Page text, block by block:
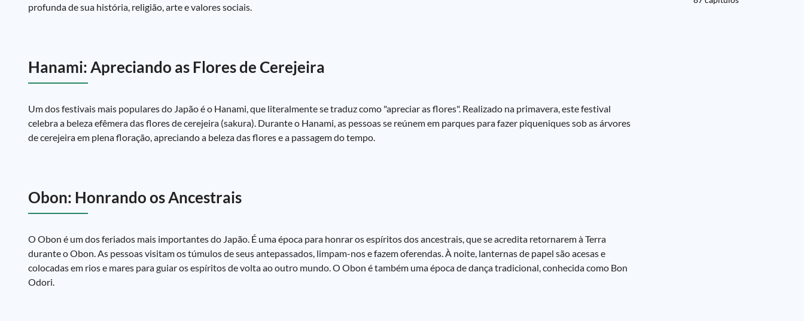
profunda de sua história, religião, arte e valores sociais.
Hanami: Apreciando as Flores de Cerejeira
Um dos festivais mais populares do Japão é o Hanami, que literalmente se traduz como "apreciar as flores". Realizado na primavera, este festival
celebra a beleza efêmera das flores de cerejeira (sakura). Durante o Hanami, as pessoas se reúnem em parques para fazer piqueniques sob as árvores
de cerejeira em plena floração, apreciando a beleza das flores e a passagem do tempo.
Obon: Honrando os Ancestrais
O Obon é um dos feriados mais importantes do Japão. É uma época para honrar os espíritos dos ancestrais, que se acredita retornarem à Terra
durante o Obon. As pessoas visitam os túmulos de seus antepassados, limpam-nos e fazem oferendas. À noite, lanternas de papel são acesas e
colocadas em rios e mares para guiar os espíritos de volta ao outro mundo. O Obon é também uma época de dança tradicional, conhecida como Bon
Odori.